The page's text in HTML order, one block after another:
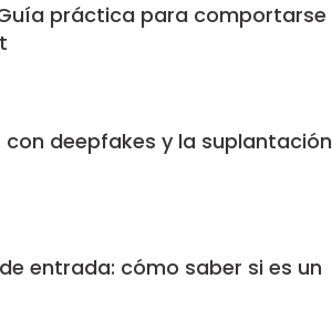
práctica para comportarse
deepfakes y la suplantación
entrada: cómo saber si es un